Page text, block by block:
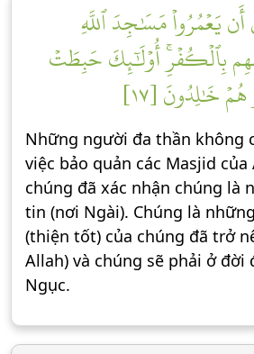
يَعۡمُرُواْ مَسَٰجِدَ ٱللَّهِ
بِٱلۡكُفۡرِۚ أُوْلَٰٓئِكَ حَبِطَتۡ
خَٰلِدُونَ [١٧]
Những người đa thần không
việc bảo quản các Masjid
chúng đã xác nhận chúng là
tin (nơi Ngài). Chúng là
(thiện tốt) của chúng đã trở
Allah) và chúng sẽ phải ở đời
Ngục.